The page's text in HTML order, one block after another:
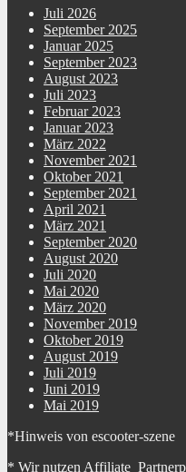
Juli 2026
September 2025
Januar 2025
September 2023
August 2023
Juli 2023
Februar 2023
Januar 2023
März 2022
November 2021
Oktober 2021
September 2021
April 2021
März 2021
September 2020
August 2020
Juli 2020
Mai 2020
März 2020
November 2019
Oktober 2019
August 2019
Juli 2019
Juni 2019
Mai 2019
*Hinweis von escooter-szene
* Wir nutzen Affiliate